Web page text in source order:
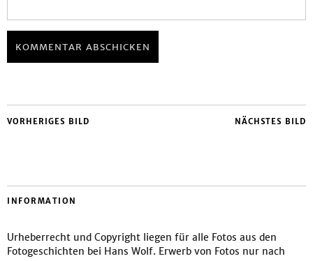
NÄCHSTES BILD
VORHERIGES BILD
INFORMATION
Urheberrecht und Copyright liegen für alle Fotos aus den
Fotogeschichten bei Hans Wolf. Erwerb von Fotos nur nach